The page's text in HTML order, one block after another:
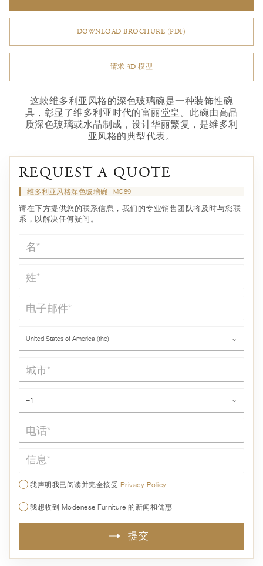
DOWNLOAD BROCHURE (PDF)
请求 3D 模型
这款维多利亚风格的深色玻璃碗是一种装饰性碗
具，彰显了维多利亚时代的富丽堂皇。此碗由高品
质深色玻璃或水晶制成，设计华丽繁复，是维多利
亚风格的典型代表。
REQUEST A QUOTE
维多利亚风格深色玻璃碗 MG89
请在下方提供您的联系信息，我们的专业销售团队将及时与您联
系，以解决任何疑问。
名*
姓*
电子邮件*
United States of America (the) ⌄
城市*
+1 ⌄
信息*
我声明我已阅读并完全接受 Privacy Policy
我想收到 Modenese Furniture 的新闻和优惠
提交